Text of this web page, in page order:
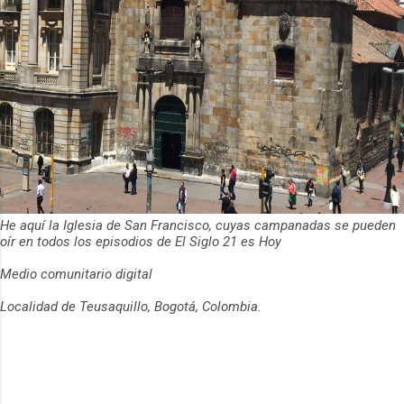
He aquí la Iglesia de San Francisco, cuyas campanadas se pueden
oír en todos los episodios de El Siglo 21 es Hoy
Medio comunitario digital
Localidad de Teusaquillo, Bogotá, Colombia.